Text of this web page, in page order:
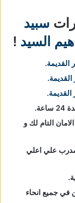
سبيد
السيد !
.
.
.
مزود بأجهزة تتبع GPS الامان التام لك و
مدرب علي اعلي
في جميع انحاء